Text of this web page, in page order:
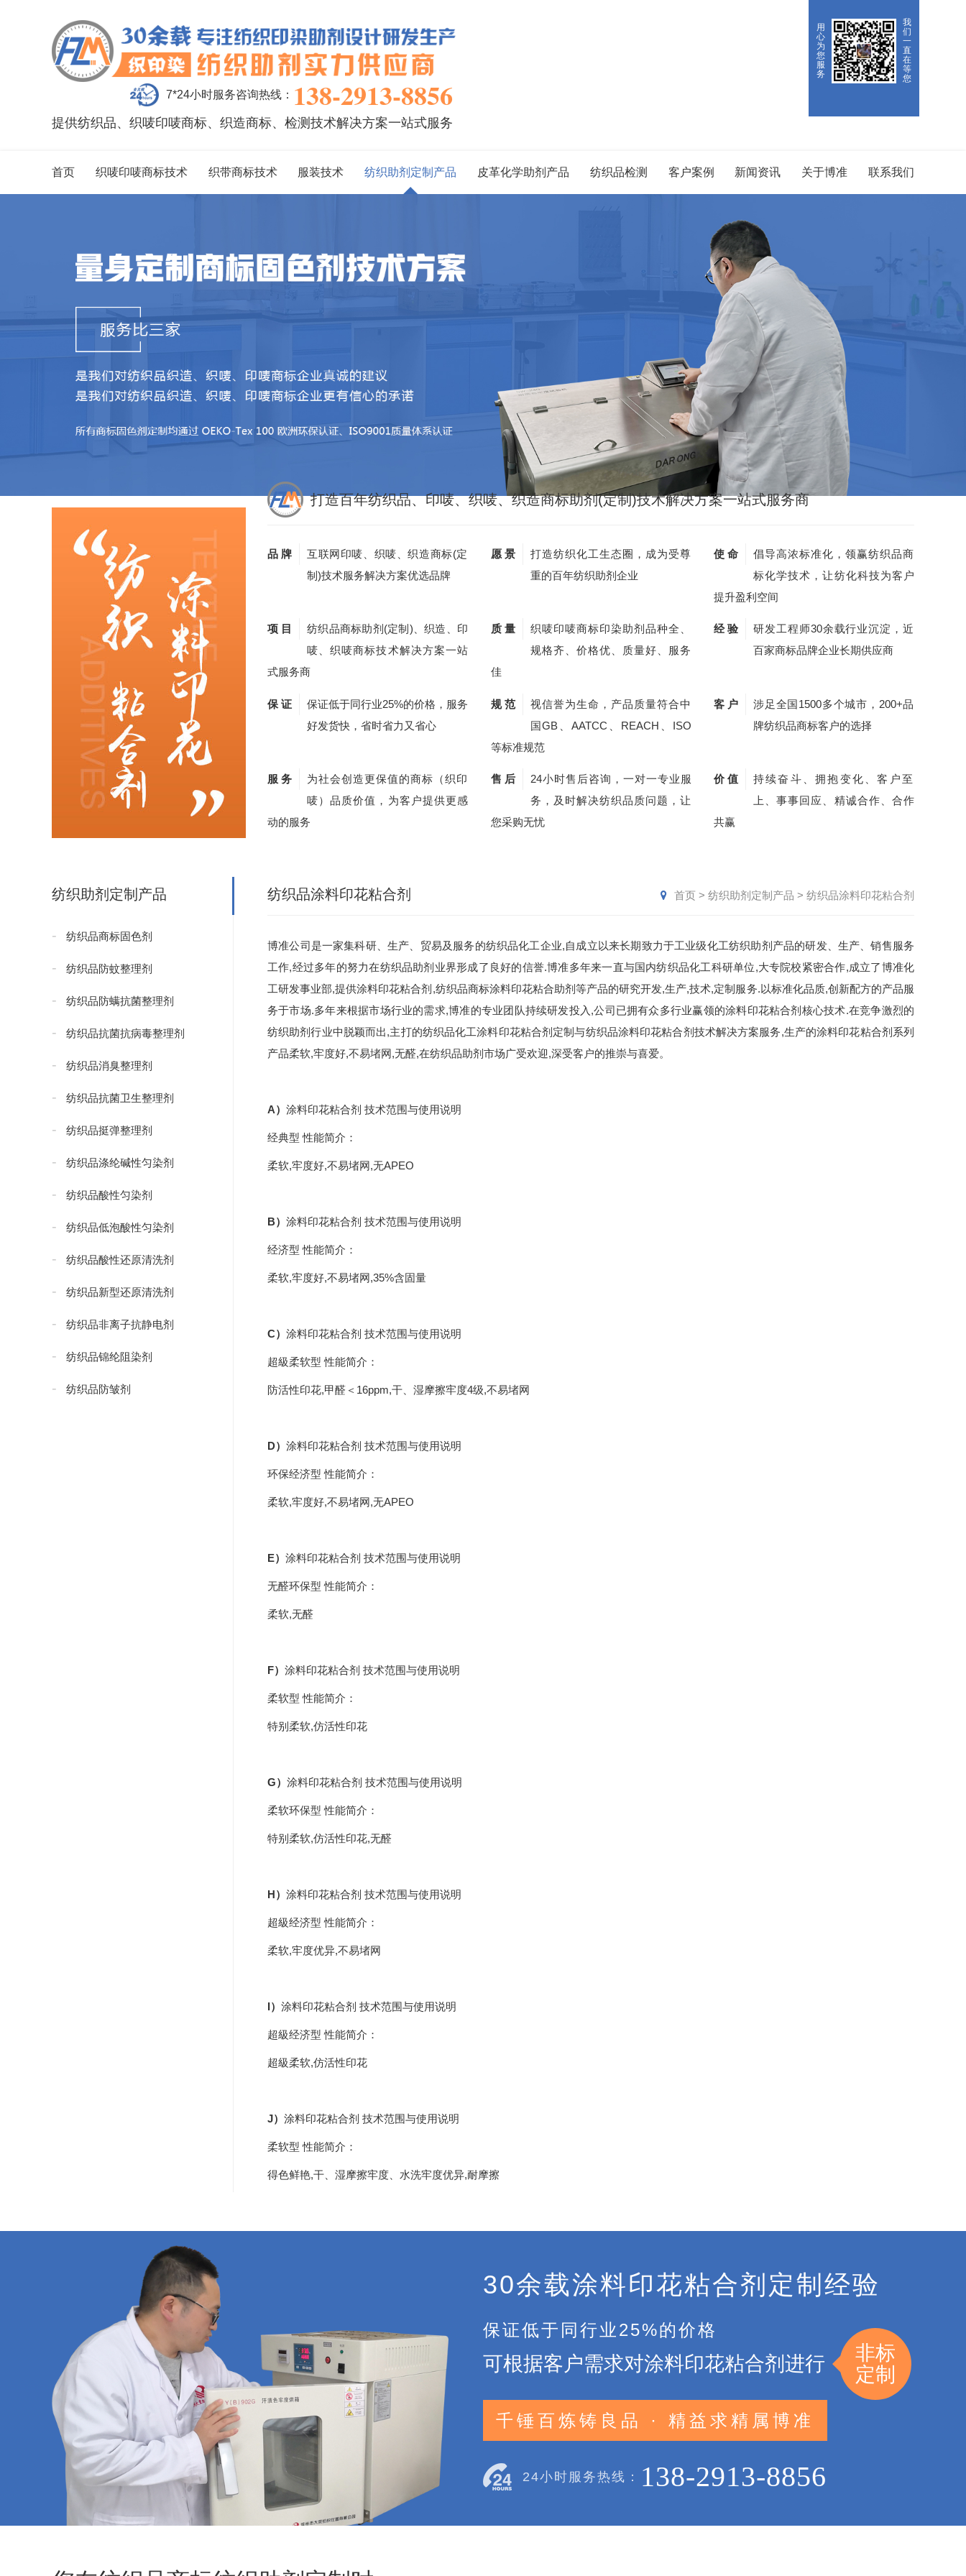
用
心
为
您
服
务
我
们
一
直
在
等
您
7*24小时服务咨询热线： 138-2913-8856
提供纺织品、织唛印唛商标、织造商标、检测技术解决方案一站式服务
首页 织唛印唛商标技术 织带商标技术 服装技术 纺织助剂定制产品 皮革化学助剂产品 纺织品检测 客户案例 新闻资讯 关于博准 联系我们
打造百年纺织品、印唛、织唛、织造商标助剂(定制)技术解决方案一站式服务商
品 牌
互联网印唛、织唛、织造商标(定
制)技术服务解决方案优选品牌
愿 景
打造纺织化工生态圈，成为受尊
重的百年纺织助剂企业
使 命
倡导高浓标准化，领赢纺织品商
标化学技术，让纺化科技为客户
提升盈利空间
项 目
纺织品商标助剂(定制)、织造、印
唛、织唛商标技术解决方案一站
式服务商
质 量
织唛印唛商标印染助剂品种全、
规格齐、价格优、质量好、服务
佳
经 验
研发工程师30余载行业沉淀，近
百家商标品牌企业长期供应商
保 证
保证低于同行业25%的价格，服务
好发货快，省时省力又省心
规 范
视信誉为生命，产品质量符合中
国GB、AATCC、REACH、ISO
等标准规范
客 户
涉足全国1500多个城市，200+品
牌纺织品商标客户的选择
服 务
为社会创造更保值的商标（织印
唛）品质价值，为客户提供更感
动的服务
售 后
24小时售后咨询，一对一专业服
务，及时解决纺织品质问题，让
您采购无忧
价 值
持续奋斗、拥抱变化、客户至
上、事事回应、精诚合作、合作
共赢
纺织助剂定制产品
纺织品商标固色剂
纺织品防蚊整理剂
纺织品防螨抗菌整理剂
纺织品抗菌抗病毒整理剂
纺织品消臭整理剂
纺织品抗菌卫生整理剂
纺织品挺弹整理剂
纺织品涤纶碱性匀染剂
纺织品酸性匀染剂
纺织品低泡酸性匀染剂
纺织品酸性还原清洗剂
纺织品新型还原清洗剂
纺织品非离子抗静电剂
纺织品锦纶阻染剂
纺织品防皱剂
纺织品强力保护剂
纺织品高效起毛剂
纺织品亲水起毛剂
纺织品毛毯专用增稠剂
纺织品涂料粘合剂
纺织品防风剂
纺织品防沉淀分散剂
纺织品抗凝聚剂
纺织品速干剂
纺织品涂料印花粘合剂 首页 > 纺织助剂定制产品 > 纺织品涂料印花粘合剂
博准公司是一家集科研、生产、贸易及服务的纺织品化工企业,自成立以来长期致力于工业级化工纺织助剂 产品的研发、生产、销售服务
工作,经过多年的努力在纺织品助剂业界形成了良好的信誉.博准多年来一直与国内纺织品化工科研单位,大专院校紧密合作,成立了博准化
工研发事业部,提供涂料印花粘合剂,纺织品商标涂料印花粘合助剂等产品的研究开发,生产,技术,定制服务.以标准化品质,创新配方的产品服
务于市场.多年来根据市场行业的需求,博准的专业团队持续研发投入,公司已拥有众多行业赢领的涂料印花粘合剂核心技术.在竞争激烈的
纺织助剂行业中脱颖而出,主打的纺织品化工涂料印花粘合剂定制与纺织品涂料印花粘合剂技术解决方案服务,生产的涂料印花粘合剂系列
产品柔软,牢度好,不易堵网,无醛,在纺织品助剂市场广受欢迎,深受客户的推崇与喜爱。
A） 涂料印花粘合剂 技术范围与使用说明
经典型 性能简介：
柔软,牢度好,不易堵网,无APEO
B） 涂料印花粘合剂 技术范围与使用说明
经济型 性能简介：
柔软,牢度好,不易堵网,35%含固量
C） 涂料印花粘合剂 技术范围与使用说明
超級柔软型 性能简介：
防活性印花,甲醛＜16ppm,干、湿摩擦牢度4级,不易堵网
D） 涂料印花粘合剂 技术范围与使用说明
环保经济型 性能简介：
柔软,牢度好,不易堵网,无APEO
E） 涂料印花粘合剂 技术范围与使用说明
无醛环保型 性能简介：
柔软,无醛
F） 涂料印花粘合剂 技术范围与使用说明
柔软型 性能简介：
特别柔软,仿活性印花
G） 涂料印花粘合剂 技术范围与使用说明
柔软环保型 性能简介：
特别柔软,仿活性印花,无醛
H） 涂料印花粘合剂 技术范围与使用说明
超級经济型 性能简介：
柔软,牢度优异,不易堵网
I） 涂料印花粘合剂 技术范围与使用说明
超級经济型 性能简介：
超級柔软,仿活性印花
J） 涂料印花粘合剂 技术范围与使用说明
柔软型 性能简介：
得色鲜艳,干、湿摩擦牢度、水洗牢度优异,耐摩擦
30余载涂料印花粘合剂定制经验
保证低于同行业25%的价格
可根据客户需求对涂料印花粘合剂进行
非标
定制
千锤百炼铸良品 · 精益求精属博准
24小时服务热线： 138-2913-8856